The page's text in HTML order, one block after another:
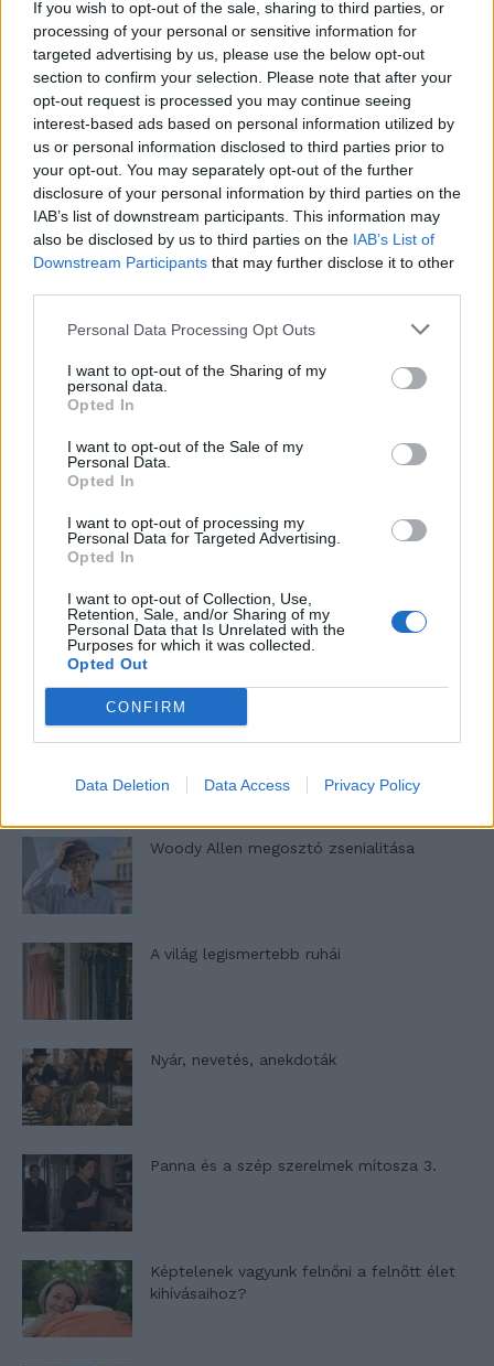
If you wish to opt-out of the sale, sharing to third parties, or
processing of your personal or sensitive information for
targeted advertising by us, please use the below opt-out
section to confirm your selection. Please note that after your
opt-out request is processed you may continue seeing
interest-based ads based on personal information utilized by
us or personal information disclosed to third parties prior to
your opt-out. You may separately opt-out of the further
disclosure of your personal information by third parties on the
IAB’s list of downstream participants. This information may
also be disclosed by us to third parties on the IAB’s List of
Downstream Participants that may further disclose it to other
Personal Data Processing Opt Outs
I want to opt-out of the Sharing of my
personal data.
Opted In
I want to opt-out of the Sale of my
Personal Data.
Opted In
I want to opt-out of processing my
Personal Data for Targeted Advertising.
Opted In
I want to opt-out of Collection, Use,
Retention, Sale, and/or Sharing of my
Personal Data that Is Unrelated with the
Purposes for which it was collected.
Opted Out
CONFIRM
Data Deletion Data Access Privacy Policy
Szent Genovéva, a túlélő Franciaország
jelképe
Minka 12. rész
Pedig szóltam… – Miért nem hiszünk a
nőknek, amikor segítséget kérnek?
A legidegesítőbb kifejezések laza
Elyna Robbs: Adéle és az örökölt árnyak
Woody Allen megosztó zsenialitása
A világ legismertebb ruhái
Nyár, nevetés, anekdoták
Panna és a szép szerelmek mítosza 3.
Képtelenek vagyunk felnőni a felnőtt élet
kihívásaihoz?